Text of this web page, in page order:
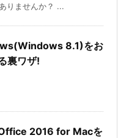
りませんか？ ...
8.1)をお
裏ワザ!
2016 for Macを